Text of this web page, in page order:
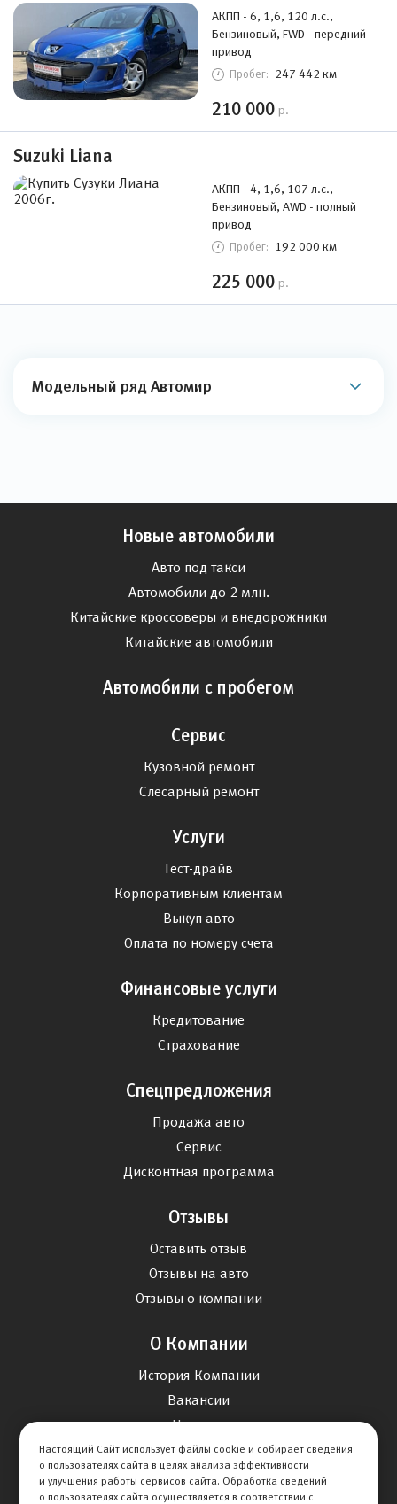
АКПП - 6, 1,6, 120 л.с.,
Бензиновый, FWD - передний
привод
Пробег: 247 442 км
210 000 р.
Suzuki Liana
АКПП - 4, 1,6, 107 л.с.,
Бензиновый, AWD - полный
привод
Пробег: 192 000 км
225 000 р.
Модельный ряд Автомир
Новые автомобили
Авто под такси
Автомобили до 2 млн.
Китайские кроссоверы и внедорожники
Китайские автомобили
Автомобили с пробегом
Сервис
Кузовной ремонт
Слесарный ремонт
Услуги
Тест-драйв
Корпоративным клиентам
Выкуп авто
Оплата по номеру счета
Финансовые услуги
Кредитование
Страхование
Спецпредложения
Продажа авто
Сервис
Дисконтная программа
Отзывы
Оставить отзыв
Отзывы на авто
Отзывы о компании
О Компании
История Компании
Вакансии
Новости
Карта сайта
Настоящий Сайт использует файлы cookie и собирает сведения
о пользователях сайта в целях анализа эффективности
и улучшения работы сервисов сайта. Обработка сведений
о пользователях сайта осуществляется в соответствии с